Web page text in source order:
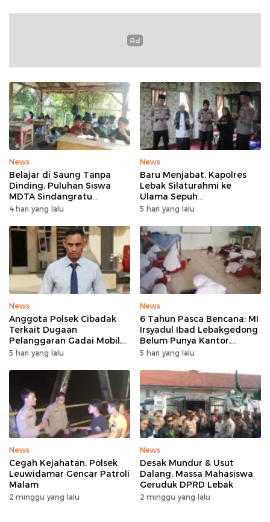
News
Belajar di Saung Tanpa
Dinding, Puluhan Siswa
MDTA Sindangratu
Panggarangan Bertahan
4 hari yang lalu
News
Baru Menjabat, Kapolres
Lebak Silaturahmi ke
Ulama Sepuh
Rangkasbitung
5 hari yang lalu
News
Anggota Polsek Cibadak
Terkait Dugaan
Pelanggaran Gadai Mobil,
Kasus Ditangani Bid
5 hari yang lalu
News
6 Tahun Pasca Bencana: MI
Irsyadul Ibad Lebakgedong
Belum Punya Kantor,
Belajar Tanpa Meja-Kursi
5 hari yang lalu
News
Cegah Kejahatan, Polsek
Leuwidamar Gencar Patroli
Malam
2 minggu yang lalu
News
Desak Mundur & Usut
Dalang, Massa Mahasiswa
Geruduk DPRD Lebak
2 minggu yang lalu